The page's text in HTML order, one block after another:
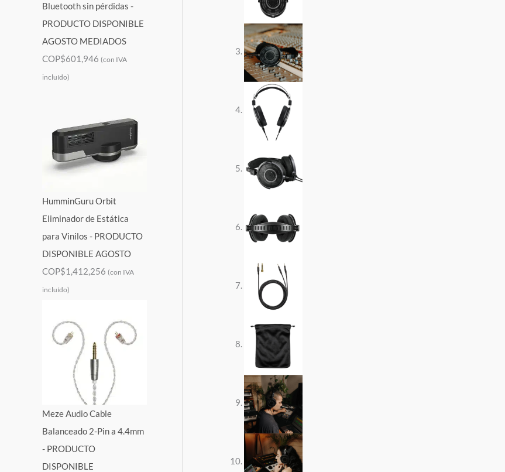
Bluetooth sin pérdidas -
PRODUCTO DISPONIBLE
AGOSTO MEDIADOS
COP$601,946 (con IVA
incluído)
HumminGuru Orbit
Eliminador de Estática
para Vinilos - PRODUCTO
DISPONIBLE AGOSTO
COP$1,412,256 (con IVA
incluído)
Meze Audio Cable
Balanceado 2-Pin a 4.4mm
- PRODUCTO
DISPONIBLE